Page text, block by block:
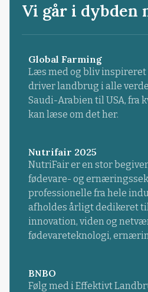
Vi går i dybden
Global Farming
Læs med og bliv inspireret
driver landbrug i alle
Saudi-Arabien til USA, fra
kan læse om det her.
Nutrifair 2025
NutriFair er en stor
fødevare- og
professionelle fra hele
afholdes årligt dedikeret
innovation, viden og
fødevareteknologi,
BNBO
Følg med i Effektivt